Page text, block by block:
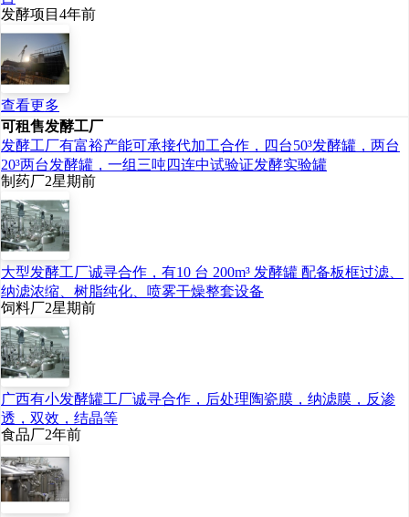
发酵项目 4年前
查看更多
可租售发酵工厂
发酵工厂有富裕产能可承接代加工合作，四台50³发酵罐，两台
20³两台发酵罐，一组三吨四连中试验证发酵实验罐
制药厂2星期前
大型发酵工厂诚寻合作，有10 台 200m³ 发酵罐 配备板框过滤、
纳滤浓缩、树脂纯化、喷雾干燥整套设备
饲料厂2星期前
广西有小发酵罐工厂诚寻合作，后处理陶瓷膜，纳滤膜，反渗
透，双效，结晶等
食品厂2年前